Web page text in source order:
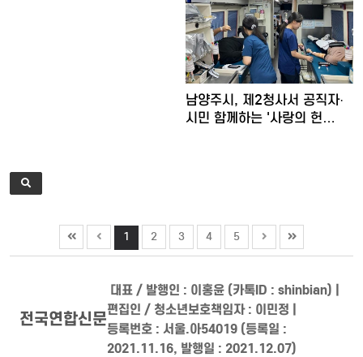
남양주시, 제2청사서 공직자·
시민 함께하는 '사랑의 헌…
1 2 3 4 5
전국연합신문
대표 / 발행인 : 이홍윤 (카톡ID : shinbian) |
편집인 / 청소년보호책임자 : 이민정 |
등록번호 : 서울.아54019 (등록일 :
2021.11.16, 발행일 : 2021.12.07)